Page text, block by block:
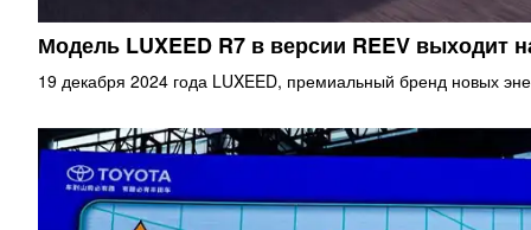
Модель LUXEED R7 в версии REEV выходит
19 декабря 2024 года LUXEED, премиальный бренд новых